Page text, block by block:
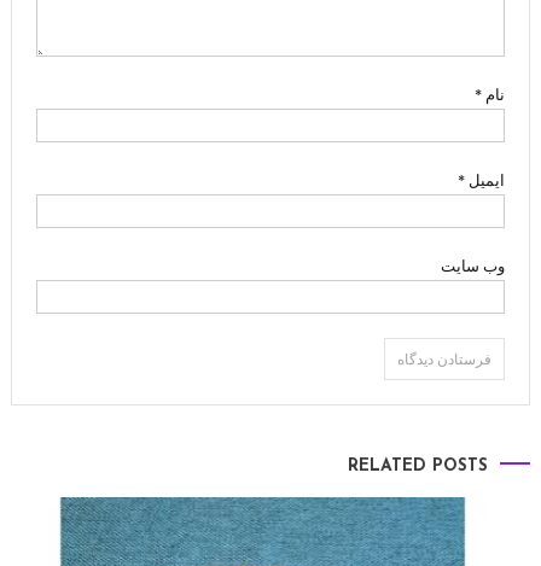
نام*
ایمیل *
وب‌ سایت
RELATED POSTS